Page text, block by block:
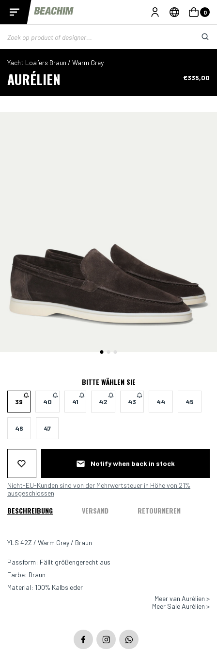
0
Yacht Loafers Braun / Warm Grey
AURÉLIEN €335,00
BITTE WÄHLEN SIE
39 40 41 42 44 45
43
46 47
Notify when back in stock
Nicht-EU-Kunden sind von der Mehrwertsteuer in Höhe von 21%
ausgeschlossen
BESCHREIBUNG VERSAND RETOURNEREN
YLS 42Z / Warm Grey / Braun
Passform: Fällt größengerecht aus
Farbe: Braun
Material: 100% Kalbsleder
Aurélien-Schuhe fallen größengetreu aus. Bitte nehmen Sie Ihre
nächstgelegene ganze Größe, wenn Sie eine halbe Größe nehmen.
Meer van Aurélien >
Meer Sale Aurélien >